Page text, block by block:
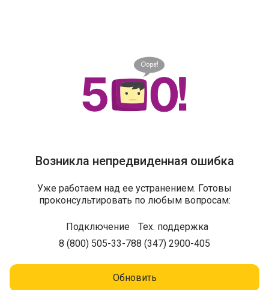
Возникла непредвиденная ошибка
Уже работаем над ее устранением. Готовы
проконсультировать по любым вопросам:
Подключение
8 (800) 505-33-78
Тех. поддержка
8 (347) 2900-405
Обновить